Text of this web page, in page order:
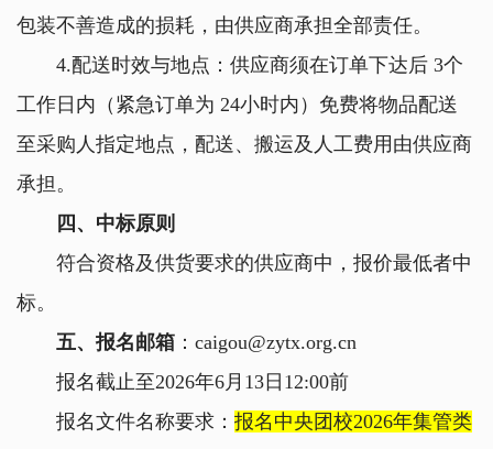
包装不善造成的损耗，由供应商承担全部责任。
4.配送时效与地点：供应商须在订单下达后 3个
工作日内（紧急订单为 24小时内）免费将物品配送
至采购人指定地点，配送、搬运及人工费用由供应商
承担。
四、中标原则
符合资格及供货要求的供应商中，报价最低者中
标。
五、报名邮箱 ：caigou@zytx.org.cn
报名截止至2026年6月13日12:00前
报名文件名称要求： 报名中央团校2026年集管类